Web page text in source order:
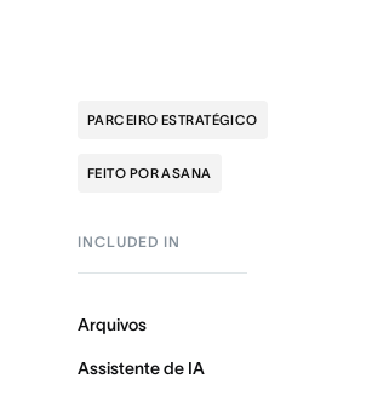
PARCEIRO ESTRATÉGICO
FEITO POR ASANA
INCLUDED IN
Arquivos
Assistente de IA